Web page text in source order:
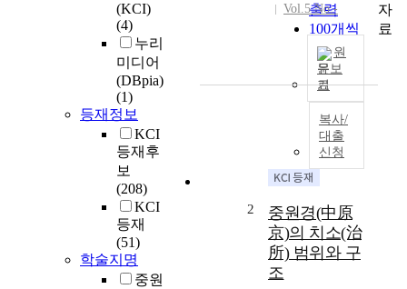
(KCI)
(4)
누리
미디어
(DBpia)
(1)
등재정보
KCI
등재후
보
(208)
KCI
등재
(51)
학술지명
중원
출력
100개씩
출력
Vol.5 No.-
원
문보
기
복사/
대출
신청
2
중원경(中原
京)의 치소(治
所) 범위와 구
조
자
료